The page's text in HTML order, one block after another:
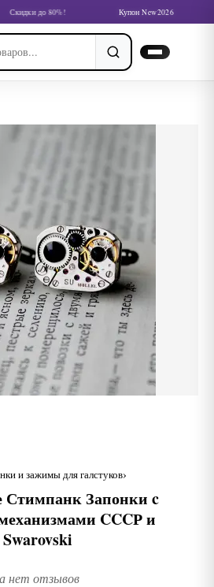
Скидки до 80%! Купон New2026
и зажимы для галстуков
Запонки c
CCCР и
Swarovski
нет отзывов